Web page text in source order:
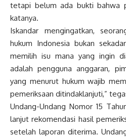
tetapi belum ada bukti bahwa
katanya.
Iskandar mengingatkan,
hukum Indonesia bukan
memilih isu mana yang ingin
adalah pengguna anggaran,
yang menurut hukum wajib
pemeriksaan ditindaklanjuti,”
Undang-Undang Nomor 15
lanjut rekomendasi hasil
setelah laporan diterima.